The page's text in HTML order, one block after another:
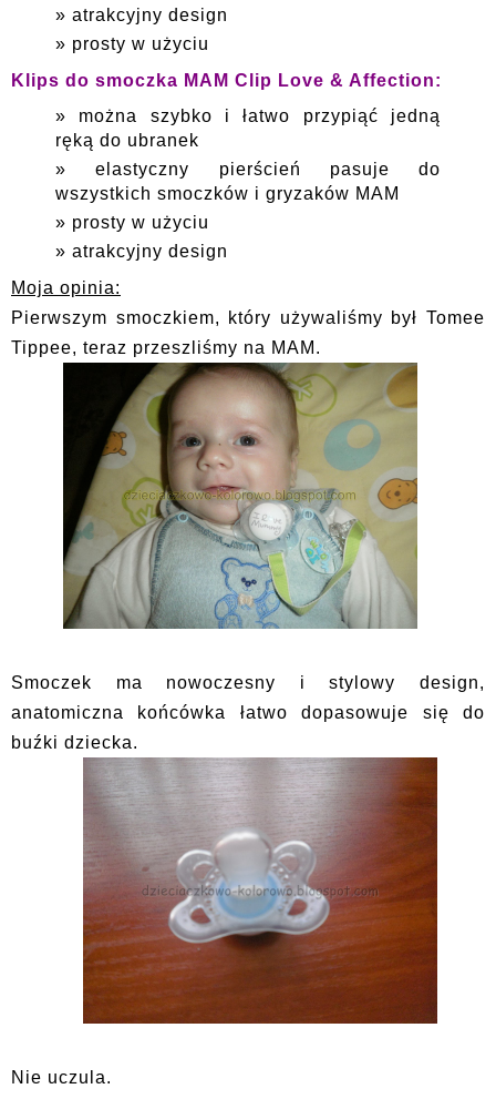
atrakcyjny design
prosty w użyciu
Klips do smoczka MAM Clip Love & Affection:
można szybko i łatwo przypiąć jedną
ręką do ubranek
elastyczny pierścień pasuje do
wszystkich smoczków i gryzaków MAM
prosty w użyciu
atrakcyjny design
Moja opinia:
Pierwszym smoczkiem, który używaliśmy był Tomee
Tippee, teraz przeszliśmy na MAM.
Smoczek ma nowoczesny i stylowy design,
anatomiczna końcówka łatwo dopasowuje się do
buźki dziecka.
Nie uczula.